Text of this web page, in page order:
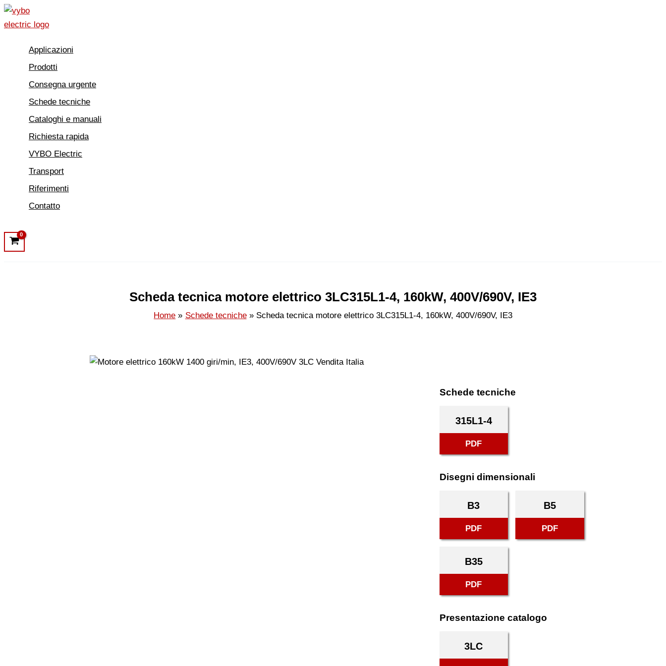
Vai
al
Applicazioni
Prodotti
Consegna urgente
Schede tecniche
Cataloghi e manuali
Richiesta rapida
VYBO Electric
Transport
Riferimenti
Contatto
Scheda tecnica motore elettrico 3LC315L1-4, 160kW, 400V/690V, IE3
Home Schede tecniche Scheda tecnica motore elettrico 3LC315L1-4, 160kW, 400V/690V, IE3
Schede tecniche
315L1-4
PDF
Disegni dimensionali
B3
PDF
B5
PDF
B35
PDF
Presentazione catalogo
3LC